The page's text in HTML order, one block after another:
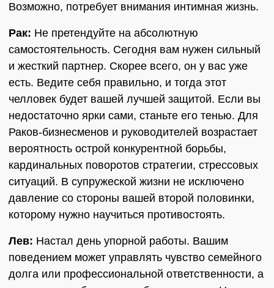
Возможно, потребует внимания интимная жизнь.
Рак: Не претендуйте на абсолютную
самостоятельность. Сегодня вам нужен сильный
и жесткий партнер. Скорее всего, он у вас уже
есть. Ведите себя правильно, и тогда этот
челловек будет вашей лучшей защитой. Если вы
недостаточно ярки сами, станьте его тенью. Для
Раков-бизнесменов и руководителей возрастает
вероятность острой конкурентной борьбы,
кардинальных поворотов стратегии, стрессовых
ситуаций. В супружеской жизни не исключено
давление со стороны вашей второй половинки,
которому нужно научиться противостоять.
Лев: Настал день упорной работы. Вашим
поведением может управлять чувство семейного
долга или профессиональной ответственности, а